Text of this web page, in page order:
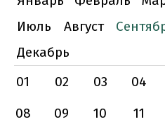
Июль
Август
Декабрь
01
02 03 04
08
09 10 11